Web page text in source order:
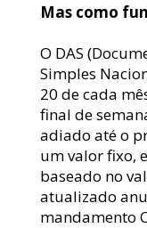
Mas como
O DAS
Simples
20 de cada
final de
adiado até o
um valor fixo,
baseado no
atualizado
mandamento